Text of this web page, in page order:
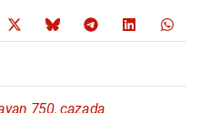
750, cazada